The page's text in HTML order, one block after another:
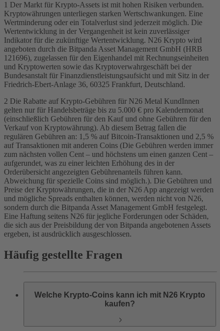
1 Der Markt für Krypto-Assets ist mit hohen Risiken verbunden.
Kryptowährungen unterliegen starken Wertschwankungen. Eine
Wertminderung oder ein Totalverlust sind jederzeit möglich. Die
Wertentwicklung in der Vergangenheit ist kein zuverlässiger
Indikator für die zukünftige Wertentwicklung. N26 Krypto wird
angeboten durch die Bitpanda Asset Management GmbH (HRB
121696), zugelassen für den Eigenhandel mit Rechnungseinheiten
und Kryptowerten sowie das Kryptoverwahrgeschäft bei der
Bundesanstalt für Finanzdienstleistungsaufsicht und mit Sitz in der
Friedrich-Ebert-Anlage 36, 60325 Frankfurt, Deutschland.
2 Die Rabatte auf Krypto-Gebühren für N26 Metal KundInnen
gelten nur für Handelsbeträge bis zu 5.000 € pro Kalendermonat
(einschließlich Gebühren für den Kauf und ohne Gebühren für den
Verkauf von Kryptowährung). Ab diesem Betrag fallen die
regulären Gebühren an: 1,5 % auf Bitcoin-Transaktionen und 2,5 %
auf Transaktionen mit anderen Coins (Die Gebühren werden immer
zum nächsten vollen Cent – und höchstens um einen ganzen Cent –
aufgerundet, was zu einer leichten Erhöhung des in der
Orderübersicht angezeigten Gebührenanteils führen kann.
Abweichung für spezielle Coins sind möglich.). Die Gebühren und
Preise der Kryptowährungen, die in der N26 App angezeigt werden
und mögliche Spreads enthalten können, werden nicht von N26,
sondern durch die Bitpanda Asset Management GmbH festgelegt.
Eine Haftung seitens N26 für jegliche Forderungen oder Schäden,
die sich aus der Preisbildung der von Bitpanda angebotenen Assets
ergeben, ist ausdrücklich ausgeschlossen.
Häufig gestellte Fragen
Welche Krypto-Coins kann ich mit N26 Krypto
kaufen?